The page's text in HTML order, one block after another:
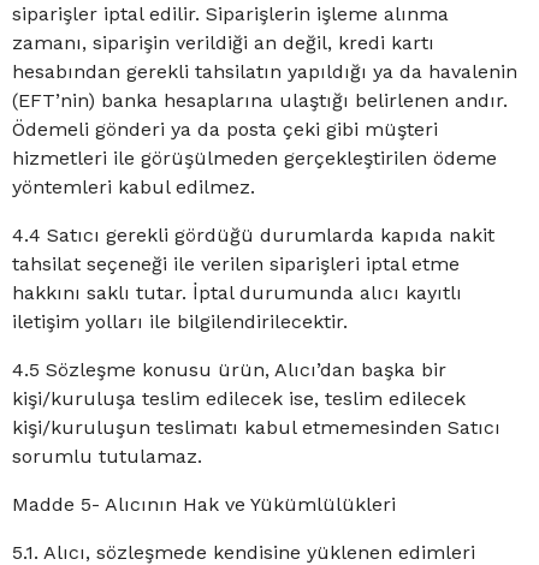
siparişler iptal edilir. Siparişlerin işleme alınma
zamanı, siparişin verildiği an değil, kredi kartı
hesabından gerekli tahsilatın yapıldığı ya da havalenin
(EFT’nin) banka hesaplarına ulaştığı belirlenen andır.
Ödemeli gönderi ya da posta çeki gibi müşteri
hizmetleri ile görüşülmeden gerçekleştirilen ödeme
yöntemleri kabul edilmez.
4.4 Satıcı gerekli gördüğü durumlarda kapıda nakit
tahsilat seçeneği ile verilen siparişleri iptal etme
hakkını saklı tutar. İptal durumunda alıcı kayıtlı
iletişim yolları ile bilgilendirilecektir.
4.5 Sözleşme konusu ürün, Alıcı’dan başka bir
kişi/kuruluşa teslim edilecek ise, teslim edilecek
kişi/kuruluşun teslimatı kabul etmemesinden Satıcı
sorumlu tutulamaz.
Madde 5- Alıcının Hak ve Yükümlülükleri
5.1. Alıcı, sözleşmede kendisine yüklenen edimleri